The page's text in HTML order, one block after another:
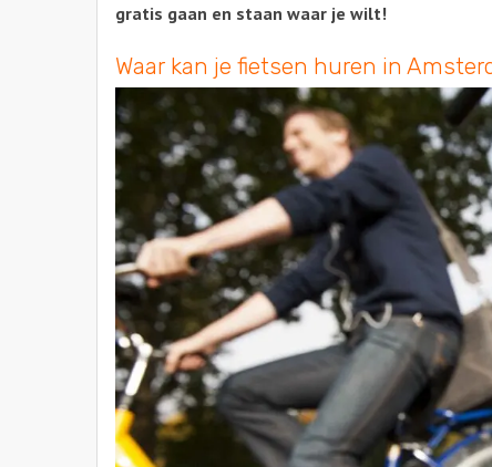
gratis gaan en staan waar je wilt!
Waar kan je fietsen huren in